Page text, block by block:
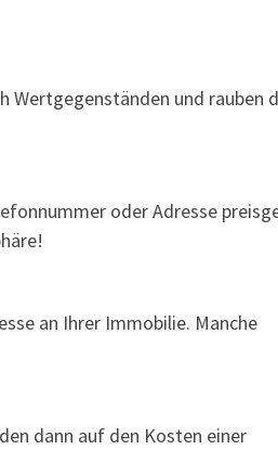
Wertgegenständen und rauben
oder Adresse
an Ihrer Immobilie. Manche
dann auf den Kosten einer